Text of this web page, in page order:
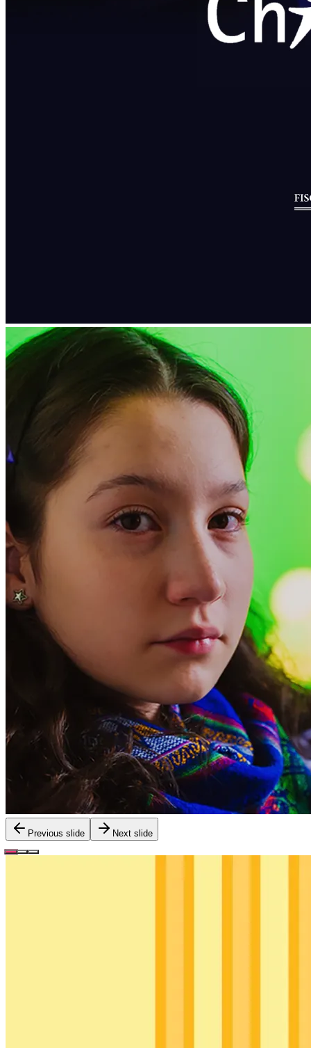
Previous slide Next slide